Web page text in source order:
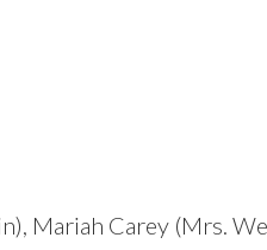
Mariah Carey (Mrs.